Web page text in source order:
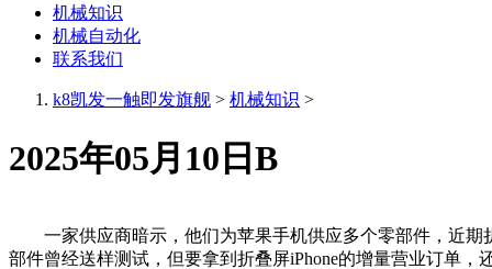
机械知识
机械自动化
联系我们
k8凯发一触即发旗舰 > 机械知识 >
2025年05月10日B
一家供应商暗示，他们为苹果手机供应多个零部件，近期
部件曾经送样测试，但要拿到折叠屏iPhone的增量营业订单，